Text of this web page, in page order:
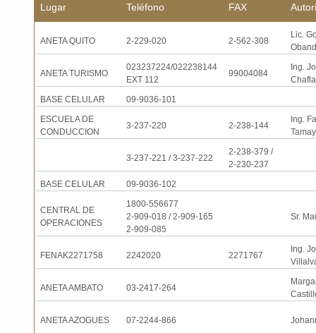
Lugar Teléfono FAX
ANETA QUITO 2-229-020 2-562-308
Lic.
ANETA TURISMO
023237224/022238144
EXT 112
99004084
Ing.
Chafla
BASE CELULAR
09-9036-101
ESCUELA DE
CONDUCCION
3-237-220 2-238-144
Ing.
3-237-221 / 3-237-222
2-238-379 /
2-230-237
BASE CELULAR
09-9036-102
CENTRAL DE
OPERACIONES
1800-556677
2-909-018 / 2-909-165
2-909-085
Sr.
FENAK2271758 2242020 2271767
Ing.
ANETA AMBATO 03-2417-264
ANETA AZOGUES 07-2244-866